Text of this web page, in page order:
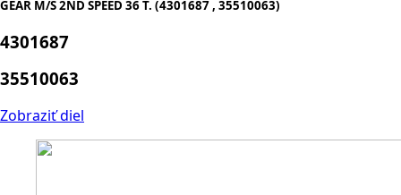
GEAR M/S 2ND SPEED 36 T. (4301687 , 35510063)
4301687
35510063
Zobraziť diel